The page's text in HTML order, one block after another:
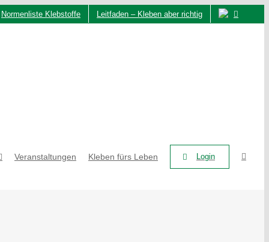
Normenliste Klebstoffe Leitfaden – Kleben aber richtig
Veranstaltungen Kleben fürs Leben Login